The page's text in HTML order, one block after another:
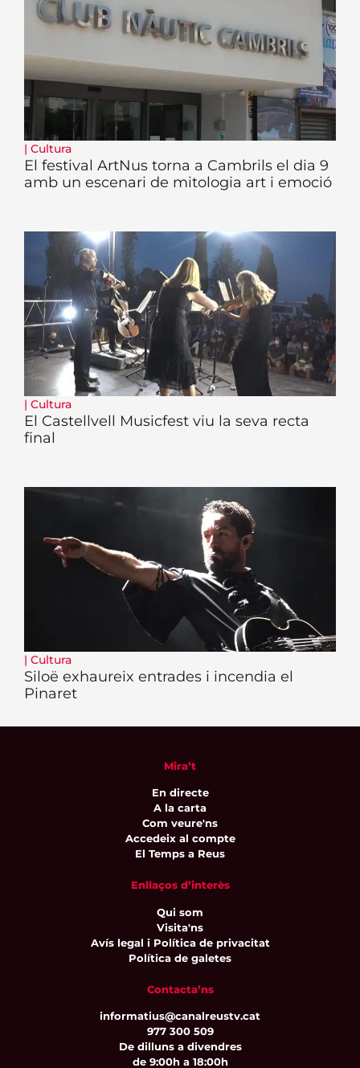
| Cultura
El festival ArtNus torna a Cambrils el dia 9
amb un escenari de mitologia art i emoció
| Cultura
El Castellvell Musicfest viu la seva recta
final
| Cultura
Siloë exhaureix entrades i incendia el
Pinaret
Mira’t
En directe
A la carta
Com veure'ns
Accedeix al compte
El Temps a Reus
Enllaços d’interès
Qui som
Visita'ns
Avís legal i Política de privacitat
Política de galetes
Contacta’ns
informatius@canalreustv.cat
977 300 509
De dilluns a divendres
de 9:00h a 18:00h